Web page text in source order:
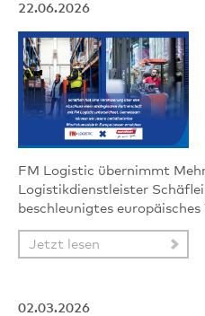
22.06.2026
FM Logistic übernimmt
Logistikdienstleister
beschleunigtes
Jetzt lesen
02.03.2026